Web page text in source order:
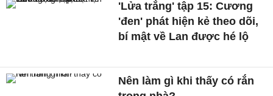
'Lửa trắng' tập 15: Cương
'đen' phát hiện kẻ theo dõi,
bí mật về Lan được hé lộ
Nên làm gì khi thấy có rắn